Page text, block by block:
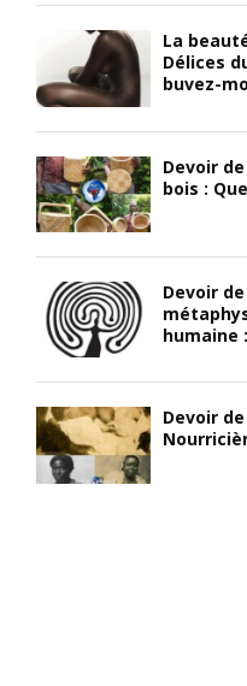
La
Délices
buvez-
Devoir
bois :
Devoir
humaine
Devoir